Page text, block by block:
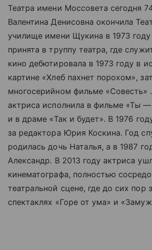
Театра имени Моссовета сегодня
Валентина Денисовна окончила
училище имени Щукина в 1973
принята в труппу театра, где
кино дебютировала в 1973 году в
картине «Хлеб пахнет порохом»,
многосерийном фильме «Совесть»
актриса исполнила в фильме «Ты
и в драме «Так и будет». В 1976
за редактора Юрия Коскина. Год
родилась дочь Наталья, а в 1987
Александр. В 2013 году актриса
кинематографа, полностью
театральной сцене, где до сих пор
спектаклях «Горе от ума» и